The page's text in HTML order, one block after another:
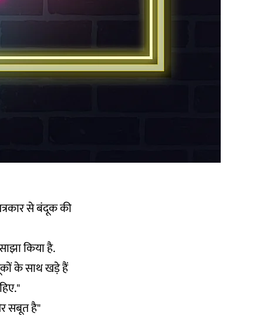
से बंदूक की
किया है.
के साथ खड़े हैं
सबूत है"